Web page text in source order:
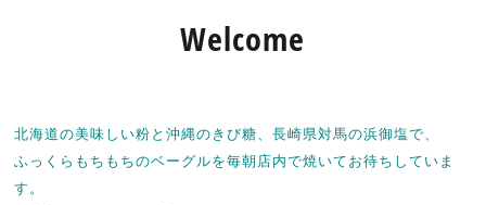
Welcome
北海道の美味しい粉と沖縄のきび糖、長崎県対馬の浜御塩で、
ふっくらもちもちのベーグルを毎朝店内で焼いてお待ちしていま
す。